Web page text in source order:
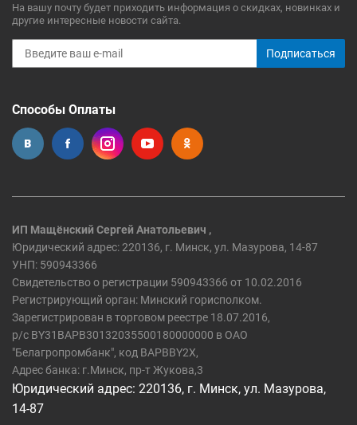
На вашу почту будет приходить информация о скидках, новинках и
другие интересные новости сайта.
Подписаться
Способы Оплаты
ИП Мащёнский Сергей Анатольевич ,
Юридический адрес: 220136, г. Минск, ул. Мазурова, 14-87
УНП: 590943366
Свидетельство о регистрации 590943366 от 10.02.2016
Регистрирующий орган: Минский горисполком.
Зарегистрирован в торговом реестре 18.07.2016,
р/c BY31BAPB30132035500180000000 в ОАО
"Белагропромбанк", код BAPBBY2X,
Адрес банка: г.Минск, пр-т Жукова,3
Юридический адрес: 220136, г. Минск, ул. Мазурова,
14-87